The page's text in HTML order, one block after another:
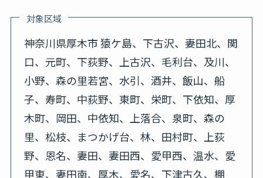
対象区域
神奈川県厚木市 猿ケ島、下古沢、妻田北、関
口、元町、下荻野、上古沢、毛利台、及川、
小野、森の里若宮、水引、酒井、飯山、船
子、寿町、中荻野、東町、栄町、下依知、厚
木町、岡田、中依知、上落合、泉町、森の
里、松枝、まつかげ台、林、田村町、上荻
野、恩名、妻田、妻田西、愛甲西、温水、愛
甲東、妻田南、厚木、愛名、下津古久、棚